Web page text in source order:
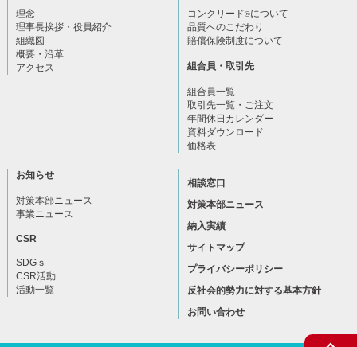
理念
理事長挨拶・役員紹介
組織図
概要・沿革
アクセス
コンクリード®について
品質へのこだわり
賠償保険制度について
組合員・取引先
組合員一覧
取引先一覧・ご注文
年間休日カレンダー
資料ダウンロード
価格表
お知らせ
対策本部ニュース
事業ニュース
CSR
SDGｓ
CSR活動
活動一覧
相談窓口
対策本部ニュース
納入実績
サイトマップ
プライバシーポリシー
反社会的勢力に対する基本方針
お問い合わせ